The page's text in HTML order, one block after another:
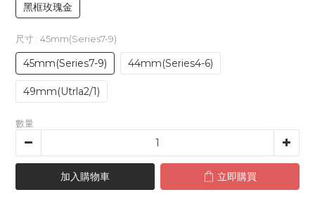
黑框玫瑰金
尺寸 : 45mm(Series7-9)
45mm(Series7-9) 44mm(Series4-6)
49mm(Utrla2/1)
數量
加入購物車 立即購買